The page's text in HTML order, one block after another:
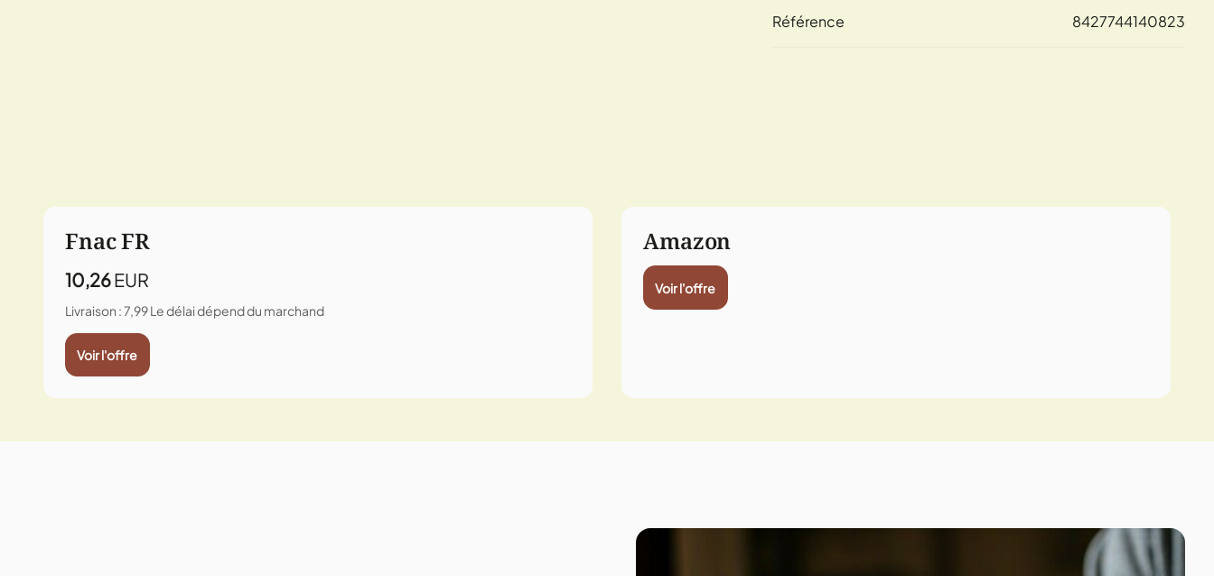
Référence 8427744140823
Fnac FR
10,26EUR
Livraison : 7,99Le délai dépend du marchand
Voir l'offre
Amazon
Voir l'offre